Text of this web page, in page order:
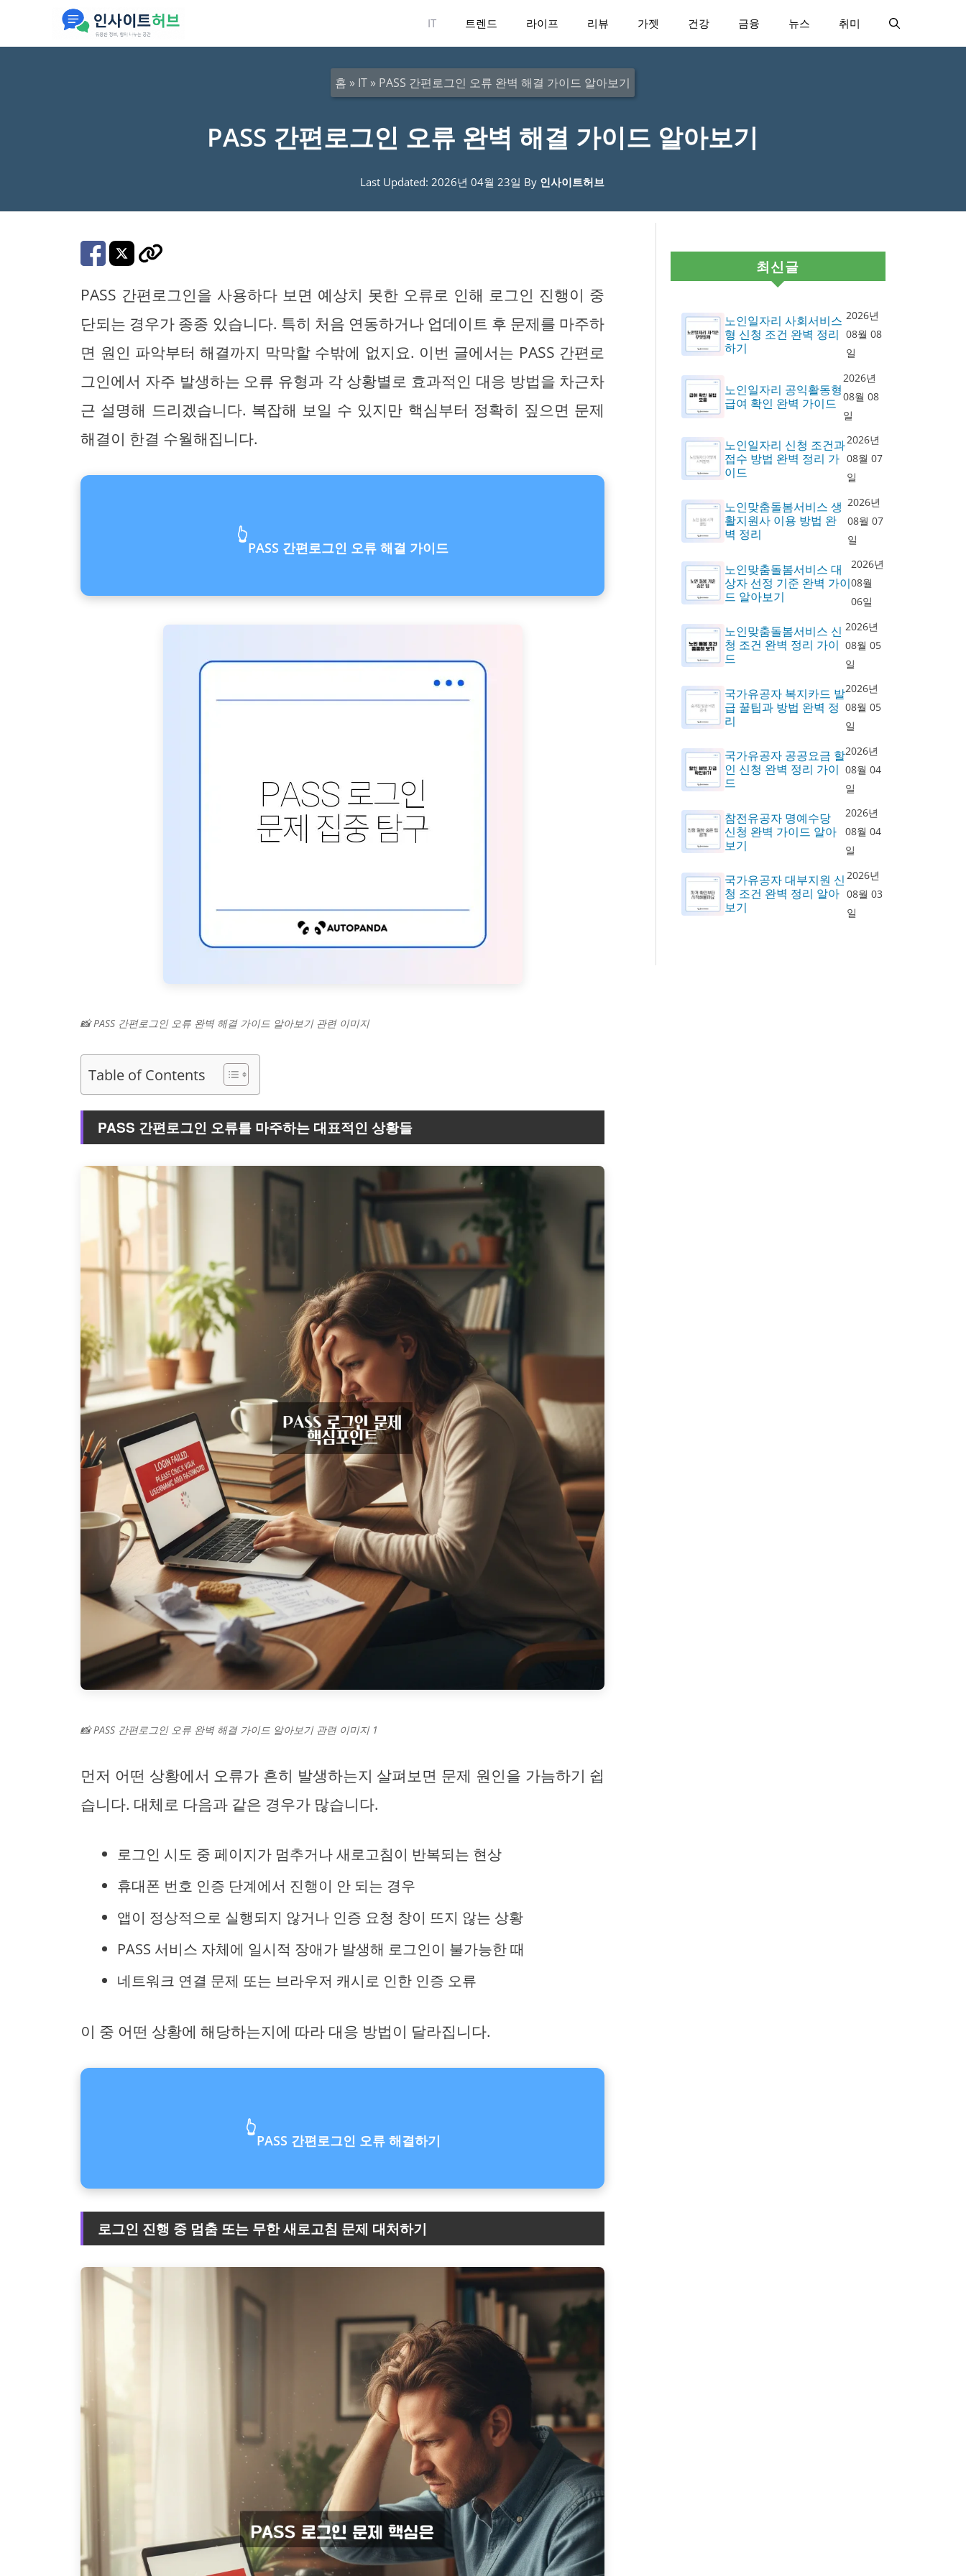
IT 트렌드 라이프 리뷰 가젯 건강 금융 뉴스 취미
홈 » IT» PASS 간편로그인 오류 완벽 해결 가이드 알아보기
PASS 간편로그인 오류 완벽 해결 가이드 알아보기
Last Updated: 2026년 04월 23일 By 인사이트허브
PASS 간편로그인을 사용하다 보면 예상치 못한 오류로 인해 로그인 진행이 중
단되는 경우가 종종 있습니다. 특히 처음 연동하거나 업데이트 후 문제를 마주하
면 원인 파악부터 해결까지 막막할 수밖에 없지요. 이번 글에서는 PASS 간편로
그인에서 자주 발생하는 오류 유형과 각 상황별로 효과적인 대응 방법을 차근차
근 설명해 드리겠습니다. 복잡해 보일 수 있지만 핵심부터 정확히 짚으면 문제
해결이 한결 수월해집니다.
👆
PASS 간편로그인 오류 해결 가이드
📸 PASS 간편로그인 오류 완벽 해결 가이드 알아보기 관련 이미지
Table of Contents
PASS 간편로그인 오류를 마주하는 대표적인 상황들
📸 PASS 간편로그인 오류 완벽 해결 가이드 알아보기 관련 이미지 1
먼저 어떤 상황에서 오류가 흔히 발생하는지 살펴보면 문제 원인을 가늠하기 쉽
습니다. 대체로 다음과 같은 경우가 많습니다.
로그인 시도 중 페이지가 멈추거나 새로고침이 반복되는 현상
휴대폰 번호 인증 단계에서 진행이 안 되는 경우
앱이 정상적으로 실행되지 않거나 인증 요청 창이 뜨지 않는 상황
PASS 서비스 자체에 일시적 장애가 발생해 로그인이 불가능한 때
네트워크 연결 문제 또는 브라우저 캐시로 인한 인증 오류
이 중 어떤 상황에 해당하는지에 따라 대응 방법이 달라집니다.
👆
PASS 간편로그인 오류 해결하기
로그인 진행 중 멈춤 또는 무한 새로고침 문제 대처하기
최신글
노인일자리 사회서비스
형 신청 조건 완벽 정리
하기
2026년
08월 08
일
노인일자리 공익활동형
급여 확인 완벽 가이드
2026년
08월 08
일
노인일자리 신청 조건과
접수 방법 완벽 정리 가
이드
2026년
08월 07
일
노인맞춤돌봄서비스 생
활지원사 이용 방법 완
벽 정리
2026년
08월 07
일
노인맞춤돌봄서비스 대
상자 선정 기준 완벽 가이
드 알아보기
2026년
08월
06일
노인맞춤돌봄서비스 신
청 조건 완벽 정리 가이
드
2026년
08월 05
일
국가유공자 복지카드 발
급 꿀팁과 방법 완벽 정
리
2026년
08월 05
일
국가유공자 공공요금 할
인 신청 완벽 정리 가이
드
2026년
08월 04
일
참전유공자 명예수당
신청 완벽 가이드 알아
보기
2026년
08월 04
일
국가유공자 대부지원 신
청 조건 완벽 정리 알아
보기
2026년
08월 03
일